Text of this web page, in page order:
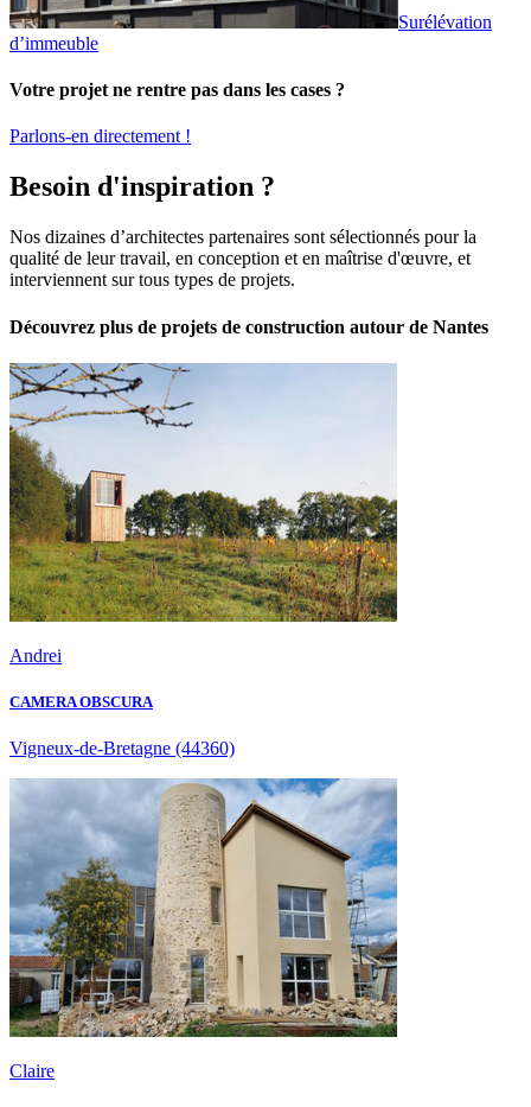
Surélévation
d’immeuble
Votre projet ne rentre pas dans les cases ?
Parlons-en directement !
Besoin d'inspiration ?
Nos dizaines d’architectes partenaires sont sélectionnés pour la
qualité de leur travail, en conception et en maîtrise d'œuvre, et
interviennent sur tous types de projets.
Découvrez plus de projets de construction autour de Nantes
Andrei
CAMERA OBSCURA
Vigneux-de-Bretagne (44360)
Claire